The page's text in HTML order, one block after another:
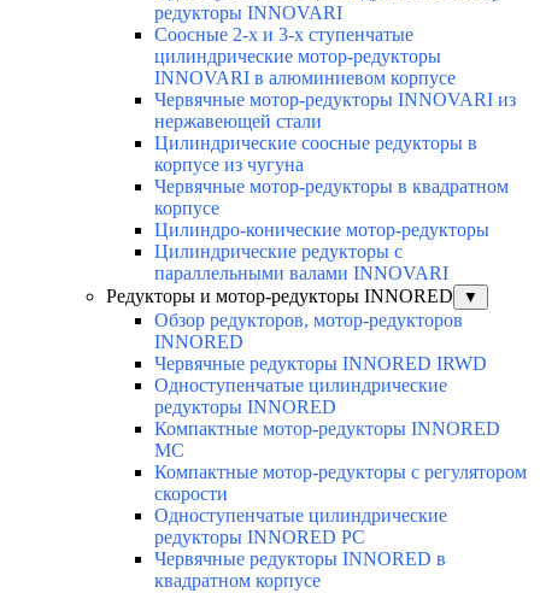
редукторы INNOVARI
Соосные 2-х и 3-х ступенчатые
цилиндрические мотор-редукторы
INNOVARI в алюминиевом корпусе
Червячные мотор-редукторы INNOVARI из
нержавеющей стали
Цилиндрические соосные редукторы в
корпусе из чугуна
Червячные мотор-редукторы в квадратном
корпусе
Цилиндро-конические мотор-редукторы
Цилиндрические редукторы с
параллельными валами INNOVARI
Редукторы и мотор-редукторы INNORED
▼
Обзор редукторов, мотор-редукторов
INNORED
Червячные редукторы INNORED IRWD
Одноступенчатые цилиндрические
редукторы INNORED
Компактные мотор-редукторы INNORED
MC
Компактные мотор-редукторы с регулятором
скорости
Одноступенчатые цилиндрические
редукторы INNORED PC
Червячные редукторы INNORED в
квадратном корпусе